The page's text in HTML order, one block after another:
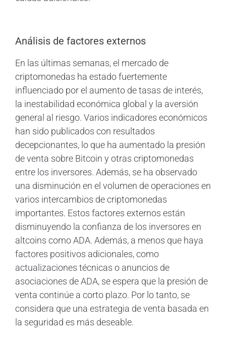
Análisis de factores externos
En las últimas semanas, el mercado de
criptomonedas ha estado fuertemente
influenciado por el aumento de tasas de interés,
la inestabilidad económica global y la aversión
general al riesgo. Varios indicadores económicos
han sido publicados con resultados
decepcionantes, lo que ha aumentado la presión
de venta sobre Bitcoin y otras criptomonedas
entre los inversores. Además, se ha observado
una disminución en el volumen de operaciones en
varios intercambios de criptomonedas
importantes. Estos factores externos están
disminuyendo la confianza de los inversores en
altcoins como ADA. Además, a menos que haya
factores positivos adicionales, como
actualizaciones técnicas o anuncios de
asociaciones de ADA, se espera que la presión de
venta continúe a corto plazo. Por lo tanto, se
considera que una estrategia de venta basada en
la seguridad es más deseable.